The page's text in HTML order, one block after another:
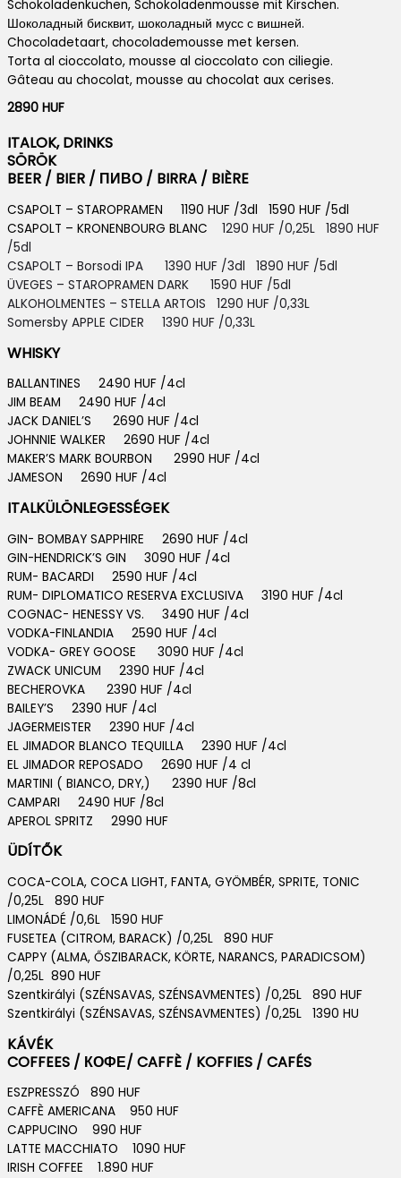
Schokoladenkuchen, Schokoladenmousse mit Kirschen.
Шоколадный бисквит, шоколадный мусс с вишней.
Chocoladetaart, chocolademousse met kersen.
Torta al cioccolato, mousse al cioccolato con ciliegie.
Gâteau au chocolat, mousse au chocolat aux cerises.
2890 HUF
ITALOK, DRINKS
SÖRÖK
BEER / BIER / ПИВО / BIRRA / BIÈRE
CSAPOLT – STAROPRAMEN 1190 HUF /3dl 1590 HUF /5dl
CSAPOLT – KRONENBOURG BLANC 1290 HUF /0,25L 1890 HUF
/5dl
CSAPOLT – Borsodi IPA 1390 HUF /3dl 1890 HUF /5dl
ÜVEGES – STAROPRAMEN DARK 1590 HUF /5dl
ALKOHOLMENTES – STELLA ARTOIS 1290 HUF /0,33L
Somersby APPLE CIDER 1390 HUF /0,33L
WHISKY
BALLANTINES 2490 HUF /4cl
JIM BEAM 2490 HUF /4cl
JACK DANIEL’S 2690 HUF /4cl
JOHNNIE WALKER 2690 HUF /4cl
MAKER’S MARK BOURBON 2990 HUF /4cl
JAMESON 2690 HUF /4cl
ITALKÜLÖNLEGESSÉGEK
GIN- BOMBAY SAPPHIRE 2690 HUF /4cl
GIN-HENDRICK’S GIN 3090 HUF /4cl
RUM- BACARDI 2590 HUF /4cl
RUM- DIPLOMATICO RESERVA EXCLUSIVA 3190 HUF /4cl
COGNAC- HENESSY VS. 3490 HUF /4cl
VODKA-FINLANDIA 2590 HUF /4cl
VODKA- GREY GOOSE 3090 HUF /4cl
ZWACK UNICUM 2390 HUF /4cl
BECHEROVKA 2390 HUF /4cl
BAILEY’S 2390 HUF /4cl
JAGERMEISTER 2390 HUF /4cl
EL JIMADOR BLANCO TEQUILLA 2390 HUF /4cl
EL JIMADOR REPOSADO 2690 HUF /4 cl
MARTINI ( BIANCO, DRY,) 2390 HUF /8cl
CAMPARI 2490 HUF /8cl
APEROL SPRITZ 2990 HUF
ÜDÍTŐK
COCA-COLA, COCA LIGHT, FANTA, GYÖMBÉR, SPRITE, TONIC
/0,25L 890 HUF
LIMONÁDÉ /0,6L 1590 HUF
FUSETEA (CITROM, BARACK) /0,25L 890 HUF
CAPPY (ALMA, ŐSZIBARACK, KÖRTE, NARANCS, PARADICSOM)
/0,25L 890 HUF
Szentkirályi (SZÉNSAVAS, SZÉNSAVMENTES) /0,25L 890 HUF
Szentkirályi (SZÉNSAVAS, SZÉNSAVMENTES) /0,25L 1390 HU
KÁVÉK
COFFEES / КОФЕ/ CAFFÈ / KOFFIES / CAFÉS
ESZPRESSZÓ 890 HUF
CAFFÈ AMERICANA 950 HUF
CAPPUCINO 990 HUF
LATTE MACCHIATO 1090 HUF
IRISH COFFEE 1.890 HUF